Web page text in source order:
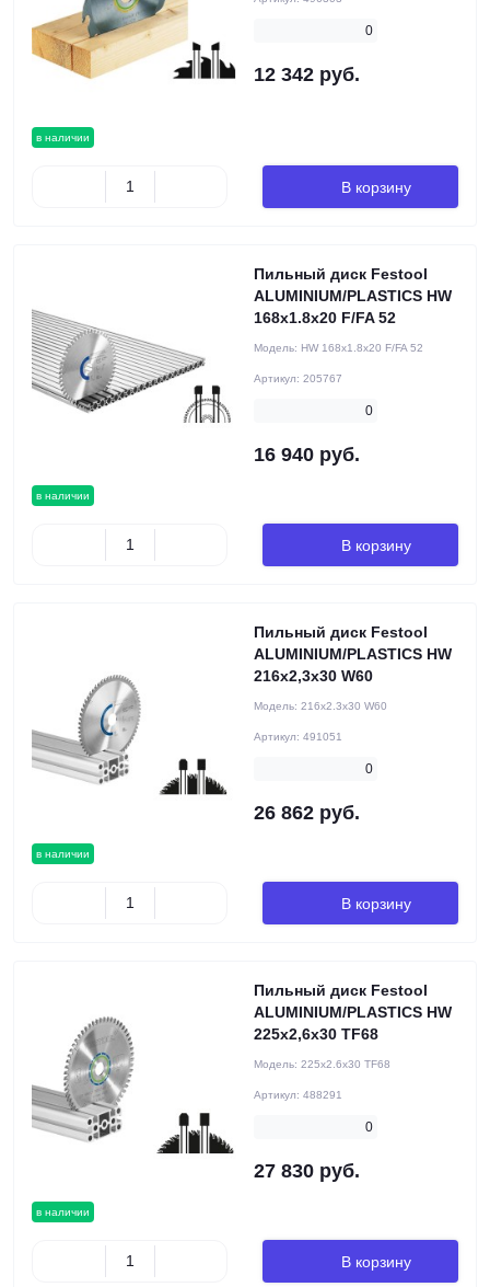
в наличии
0
12 342 руб.
В корзину
в наличии
Пильный диск Festool
ALUMINIUM/PLASTICS HW
168x1.8x20 F/FA 52
Модель: HW 168x1.8x20 F/FA 52
Артикул: 205767
0
16 940 руб.
В корзину
в наличии
Пильный диск Festool
ALUMINIUM/PLASTICS HW
216x2,3x30 W60
Модель: 216x2.3x30 W60
Артикул: 491051
0
26 862 руб.
В корзину
в наличии
Пильный диск Festool
ALUMINIUM/PLASTICS HW
225x2,6x30 TF68
Модель: 225x2.6x30 TF68
Артикул: 488291
0
27 830 руб.
В корзину